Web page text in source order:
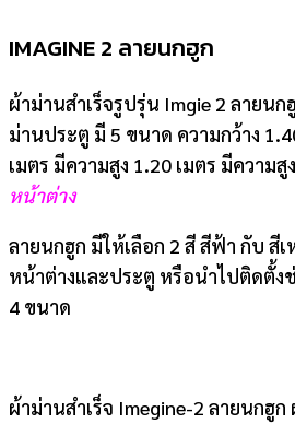
IMAGINE 2 ลายนกฮูก
ผ้าม่านสำเร็จรูปรุ่น Imgie 2 ลายน
ม่านประตู มี 5 ขนาด ความกว้าง
เมตร มีความสูง 1.20 เมตร มีความสู
หน้าต่าง
ลายนกฮูก มีให้เลือก 2 สี สีฟ้า กับ สี
หน้าต่างและประตู หรือนำไปติดตั้ง
4 ขนาด
ผ้าม่านสำเร็จ Imegine-2 ลายนกฮู